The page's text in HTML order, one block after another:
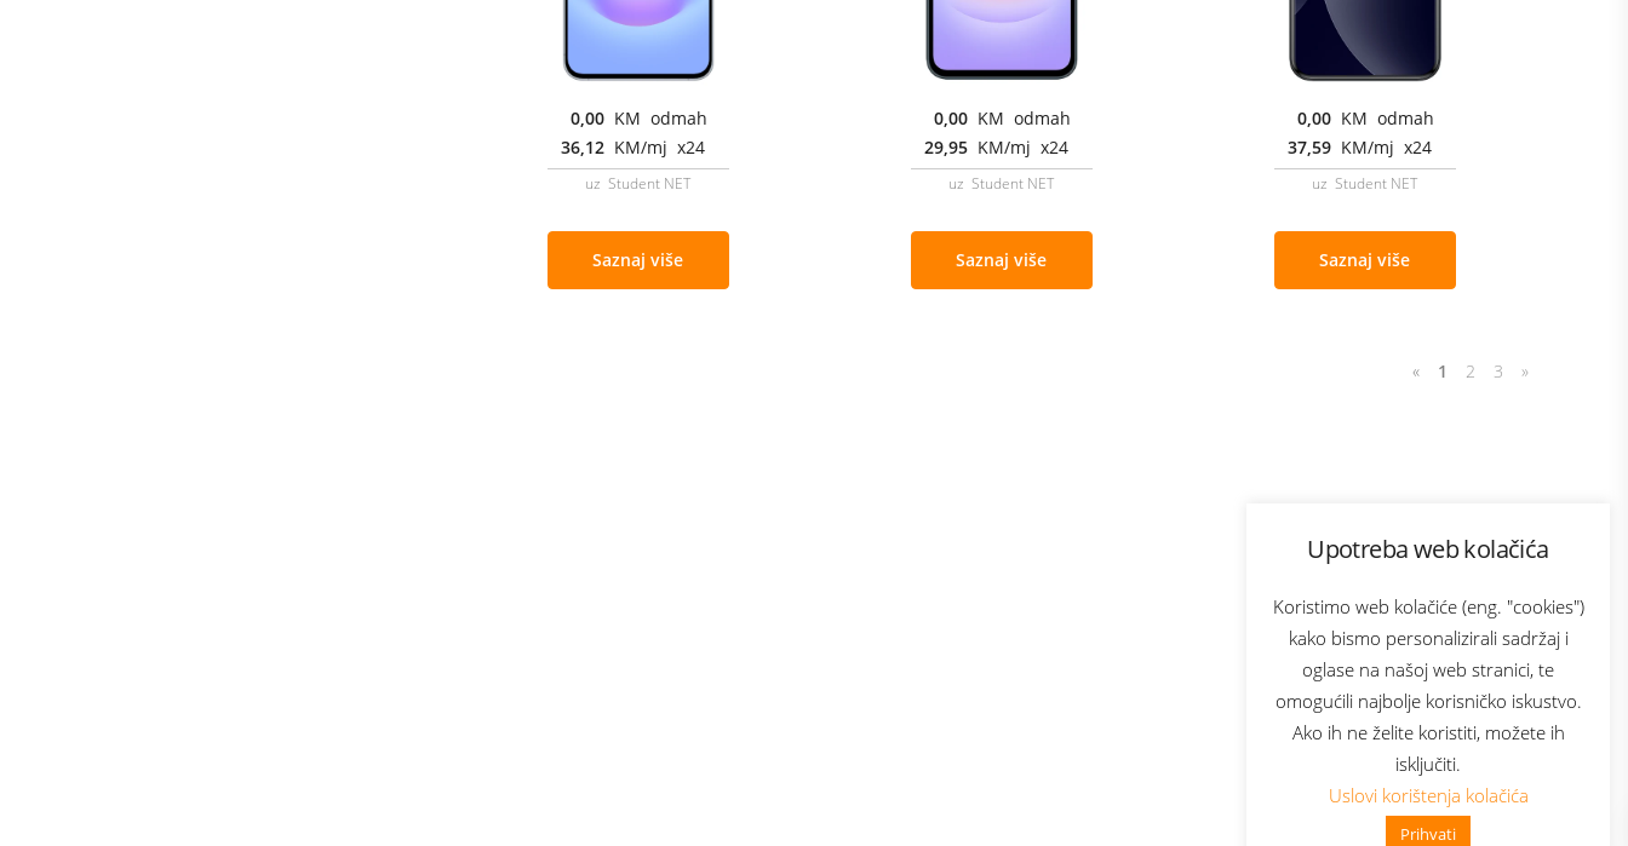
Upotreba web kolačića
Koristimo web kolačiće (eng. "cookies")
kako bismo personalizirali sadržaj i
oglase na našoj web stranici, te
omogućili najbolje korisničko iskustvo.
Ako ih ne želite koristiti, možete ih
isključiti.
Uslovi korištenja kolačića
Prihvati
👋 Zdravo, kako mogu pomoći?
0,00 KM odmah
36,12 KM/mj x24
uz Student NET
Saznaj više
0,00 KM odmah
29,95 KM/mj x24
uz Student NET
Saznaj više
0,00 KM odmah
37,59 KM/mj x24
uz Student NET
Saznaj više
« 1 2 3 »
Bonus plus
Prijava za newsletter